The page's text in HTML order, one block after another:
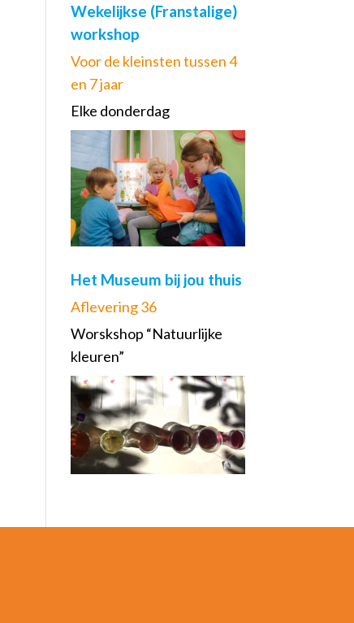
Wekelijkse (Franstalige)
workshop
Voor de kleinsten tussen 4
en 7 jaar
Elke donderdag
Het Museum bij jou thuis
Aflevering 36
Worskshop “Natuurlijke
kleuren”